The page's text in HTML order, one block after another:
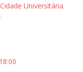
Universitária.